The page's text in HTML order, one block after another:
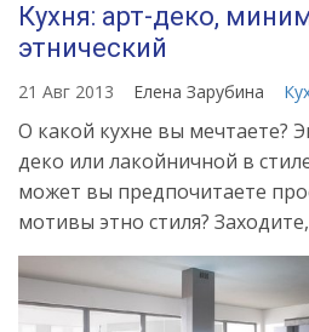
Кухня: арт-деко,
этнический
21 Авг 2013 Елена Зарубина
О какой кухне вы мечтаете?
деко или лакойничной в
может вы предпочитаете
мотивы этно стиля?